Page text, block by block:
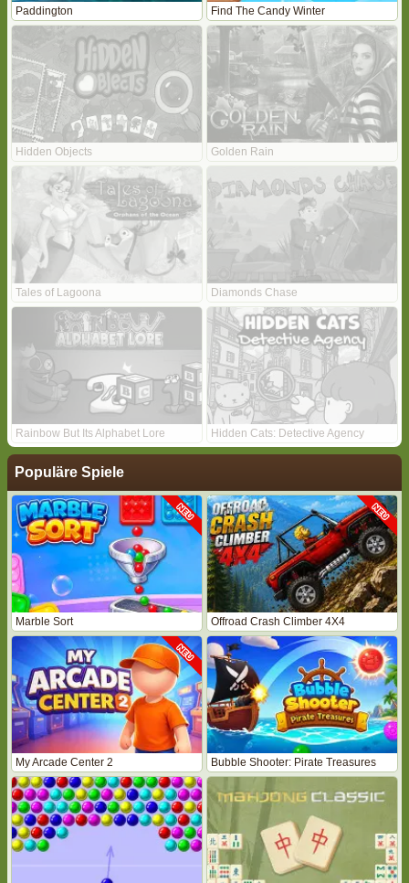
Paddington Find The Candy Winter
Hidden Objects Golden Rain
Tales of Lagoona Diamonds Chase
Rainbow But Its Alphabet Lore Hidden Cats: Detective Agency
Populäre Spiele
Marble Sort Offroad Crash Climber 4X4
My Arcade Center 2 Bubble Shooter: Pirate Treasures